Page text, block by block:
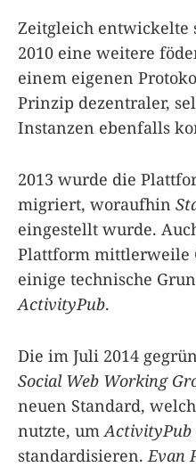
Zeitgleich entwickelte
2010 eine weitere
einem eigenen
Prinzip dezentraler,
Instanzen ebenfalls
2013 wurde die
migriert, woraufhin
eingestellt wurde.
Plattform mittlerweile
einige technische
ActivityPub.
Die im Juli 2014
Social Web Working
neuen Standard,
nutzte, um ActivityPub
standardisieren. Evan